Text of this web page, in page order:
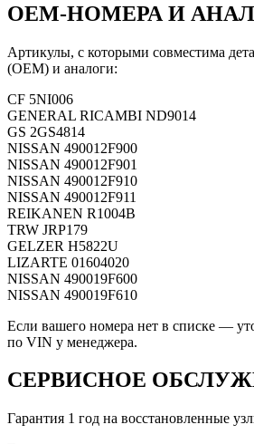
OEM-НОМЕРА И
Артикулы, с которыми совместима
(OEM) и аналоги:
CF 5NI006
GENERAL RICAMBI ND9014
GS 2GS4814
NISSAN 490012F900
NISSAN 490012F901
NISSAN 490012F910
NISSAN 490012F911
REIKANEN R1004B
TRW JRP179
GELZER H5822U
LIZARTE 01604020
NISSAN 490019F600
NISSAN 490019F610
Если вашего номера нет в списке —
по VIN у менеджера.
СЕРВИСНОЕ
Гарантия 1 год на восстановленные